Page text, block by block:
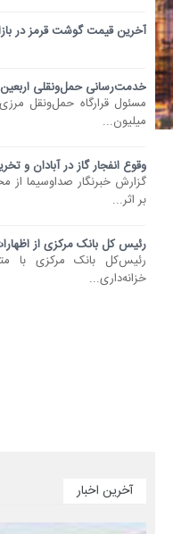
آخرین قیمت گوشت قرمز در بازار
خدمت‌رسانی حمل‌ونقلی اربعین 1405 به پایان رسید؛...
میلیون...
وقوع انفجار گاز در آبادان و
گزارش خبرنگار صداوسیما
بر اثر...
رئیس کل بانک مرکزی از
رئیس‌کل بانک مرکزی با
خزانه‌داری...
آخرین اخبار